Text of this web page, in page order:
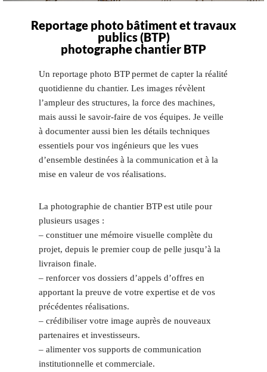
Reportage photo bâtiment et travaux
publics (BTP)
photographe chantier BTP
Un reportage photo BTP permet de capter la réalité
quotidienne du chantier. Les images révèlent
l’ampleur des structures, la force des machines,
mais aussi le savoir-faire de vos équipes. Je veille
à documenter aussi bien les détails techniques
essentiels pour vos ingénieurs que les vues
d’ensemble destinées à la communication et à la
mise en valeur de vos réalisations.
La photographie de chantier BTP est utile pour
plusieurs usages :
– constituer une mémoire visuelle complète du
projet, depuis le premier coup de pelle jusqu’à la
livraison finale.
– renforcer vos dossiers d’appels d’offres en
apportant la preuve de votre expertise et de vos
précédentes réalisations.
– crédibiliser votre image auprès de nouveaux
partenaires et investisseurs.
– alimenter vos supports de communication
institutionnelle et commerciale.